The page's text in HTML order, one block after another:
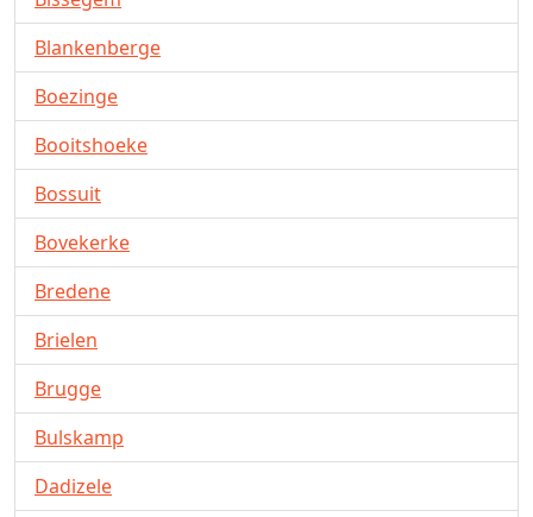
Blankenberge
Boezinge
Booitshoeke
Bossuit
Bovekerke
Bredene
Brielen
Brugge
Bulskamp
Dadizele